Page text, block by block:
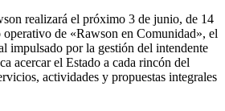
realizará el próximo 3 de junio, de 14
operativo de «Rawson en Comunidad», el
impulsado por la gestión del intendente
acercar el Estado a cada rincón del
actividades y propuestas integrales